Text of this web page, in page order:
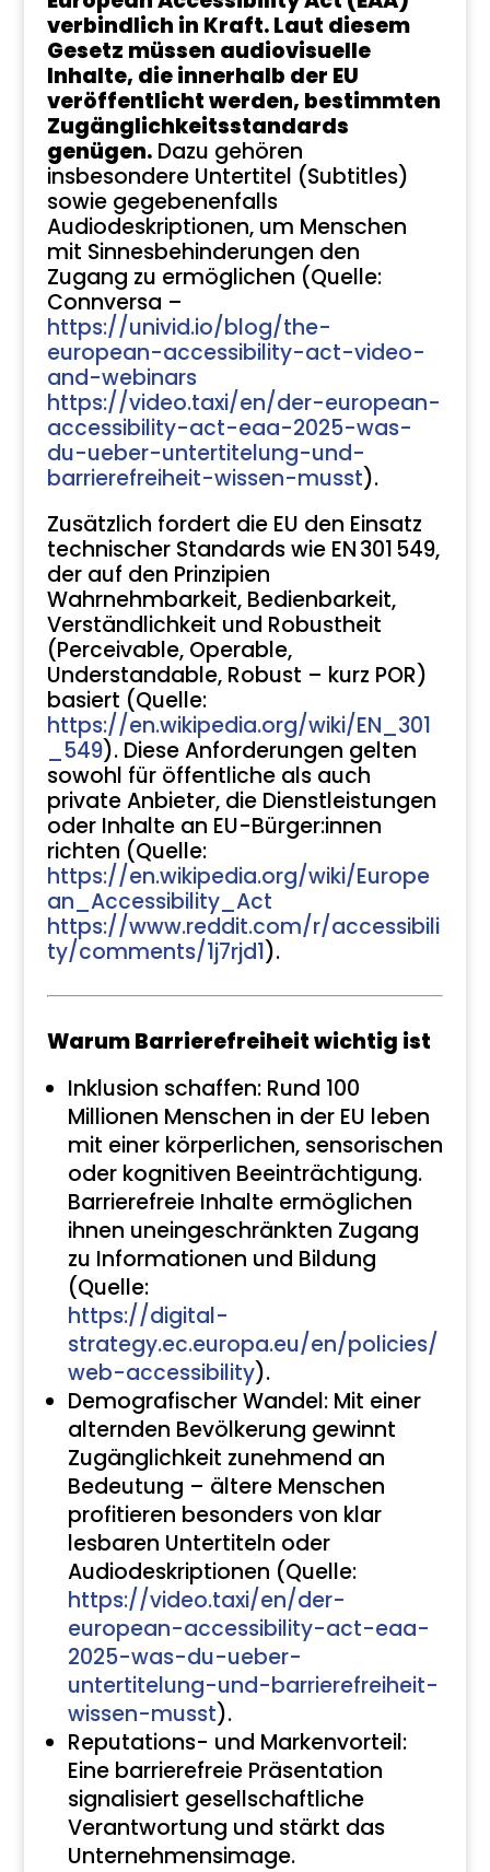
verbindlich in Kraft. Laut diesem
Gesetz müssen audiovisuelle
Inhalte, die innerhalb der EU
veröffentlicht werden, bestimmten
Zugänglichkeitsstandards
genügen.Dazu gehören
insbesondere Untertitel (Subtitles)
sowie gegebenenfalls
Audiodeskriptionen, um Menschen
mit Sinnesbehinderungen den
Zugang zu ermöglichen (Quelle:
Connversa –
https://univid.io/blog/the-
european-accessibility-act-video-
and-webinars
https://video.taxi/en/der-european-
accessibility-act-eaa-2025-was-
du-ueber-untertitelung-und-
barrierefreiheit-wissen-musst).
Zusätzlich fordert die EU den Einsatz
technischer Standards wie EN 301 549,
der auf den Prinzipien
Wahrnehmbarkeit, Bedienbarkeit,
Verständlichkeit und Robustheit
(Perceivable, Operable,
Understandable, Robust – kurz POR)
basiert (Quelle:
https://en.wikipedia.org/wiki/EN_301
_549). Diese Anforderungen gelten
sowohl für öffentliche als auch
private Anbieter, die Dienstleistungen
oder Inhalte an EU-Bürger:innen
richten (Quelle:
https://en.wikipedia.org/wiki/Europe
an_Accessibility_Act
https://www.reddit.com/r/accessibili
ty/comments/1j7rjd1).
Warum Barrierefreiheit wichtig ist
Inklusion schaffen: Rund 100
Millionen Menschen in der EU leben
mit einer körperlichen, sensorischen
oder kognitiven Beeinträchtigung.
Barrierefreie Inhalte ermöglichen
ihnen uneingeschränkten Zugang
zu Informationen und Bildung
(Quelle:
https://digital-
strategy.ec.europa.eu/en/policies/
web-accessibility).
Demografischer Wandel: Mit einer
alternden Bevölkerung gewinnt
Zugänglichkeit zunehmend an
Bedeutung – ältere Menschen
profitieren besonders von klar
lesbaren Untertiteln oder
Audiodeskriptionen (Quelle:
https://video.taxi/en/der-
european-accessibility-act-eaa-
2025-was-du-ueber-
untertitelung-und-barrierefreiheit-
wissen-musst).
Reputations- und Markenvorteil:
Eine barrierefreie Präsentation
signalisiert gesellschaftliche
Verantwortung und stärkt das
Unternehmensimage.